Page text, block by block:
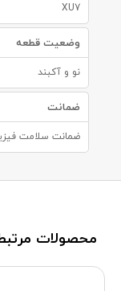
XU7
وضعیت قطعه
نو و آکبند
ضمانت
ضمانت سلامت
محصولات